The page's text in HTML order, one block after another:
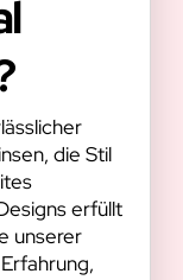
die Stil
erfüllt
unserer